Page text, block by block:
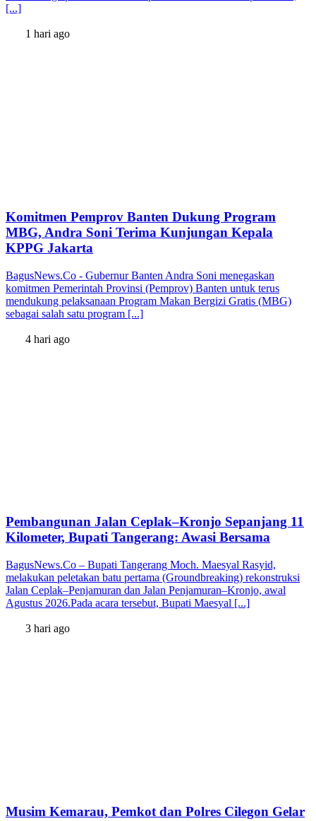
[...]
1 hari ago
Komitmen Pemprov Banten Dukung Program
MBG, Andra Soni Terima Kunjungan Kepala
KPPG Jakarta
BagusNews.Co - Gubernur Banten Andra Soni menegaskan
komitmen Pemerintah Provinsi (Pemprov) Banten untuk terus
mendukung pelaksanaan Program Makan Bergizi Gratis (MBG)
sebagai salah satu program [...]
4 hari ago
Pembangunan Jalan Ceplak–Kronjo Sepanjang 11
Kilometer, Bupati Tangerang: Awasi Bersama
BagusNews.Co – Bupati Tangerang Moch. Maesyal Rasyid,
melakukan peletakan batu pertama (Groundbreaking) rekonstruksi
Jalan Ceplak–Penjamuran dan Jalan Penjamuran–Kronjo, awal
Agustus 2026.Pada acara tersebut, Bupati Maesyal [...]
3 hari ago
Musim Kemarau, Pemkot dan Polres Cilegon Gelar